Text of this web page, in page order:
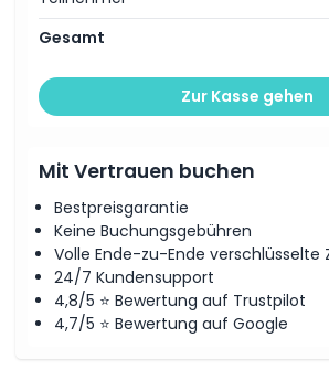
Gesamt
Zur Kasse gehen
Mit Vertrauen buchen
Bestpreisgarantie
Keine Buchungsgebühren
Volle Ende-zu-Ende verschlüsselte
24/7 Kundensupport
4,8/5 ⭐ Bewertung auf Trustpilot
4,7/5 ⭐ Bewertung auf Google